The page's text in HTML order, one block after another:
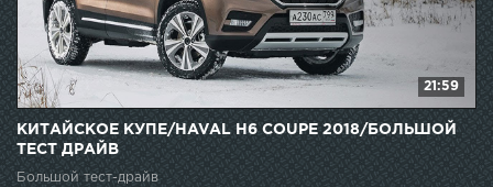
21:59
КИТАЙСКОЕ КУПЕ/HAVAL H6 COUPE 2018/БОЛЬШОЙ
ТЕСТ ДРАЙВ
Большой тест-драйв